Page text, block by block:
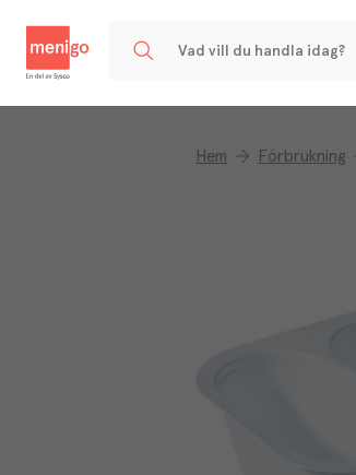
Hem Förbrukning